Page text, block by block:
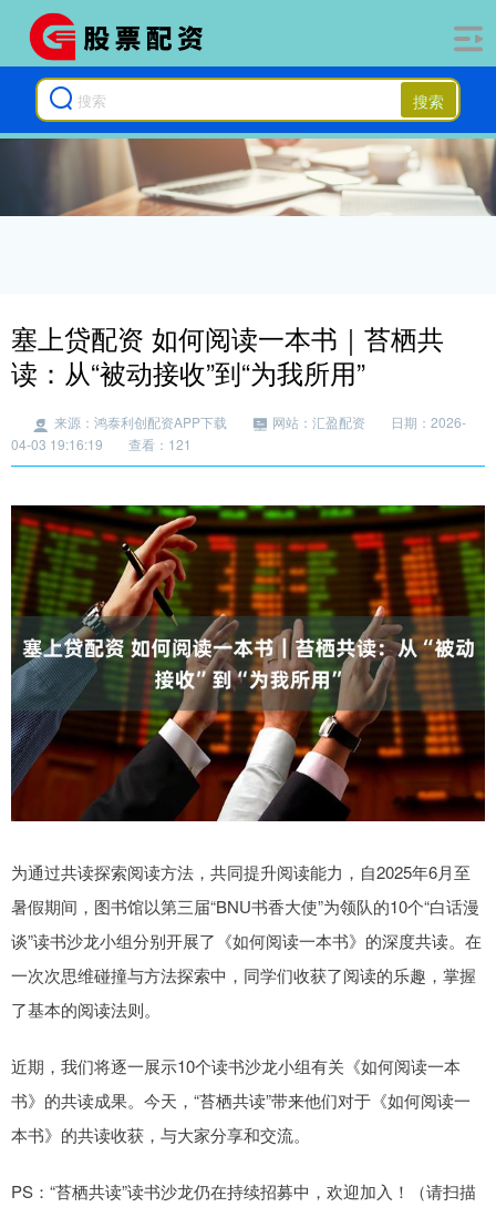
搜索
塞上贷配资 如何阅读一本书｜苔栖共
读：从“被动接收”到“为我所用”
来源：鸿泰利创配资APP下载 网站：汇盈配资
日期：2026-
04-03 19:16:19
查看：121
为通过共读探索阅读方法，共同提升阅读能力，自2025年6月至
暑假期间，图书馆以第三届“BNU书香大使”为领队的10个“白话漫
谈”读书沙龙小组分别开展了《如何阅读一本书》的深度共读。在
一次次思维碰撞与方法探索中，同学们收获了阅读的乐趣，掌握
了基本的阅读法则。
近期，我们将逐一展示10个读书沙龙小组有关《如何阅读一本
书》的共读成果。今天，“苔栖共读”带来他们对于《如何阅读一
本书》的共读收获，与大家分享和交流。
PS：“苔栖共读”读书沙龙仍在持续招募中，欢迎加入！（请扫描